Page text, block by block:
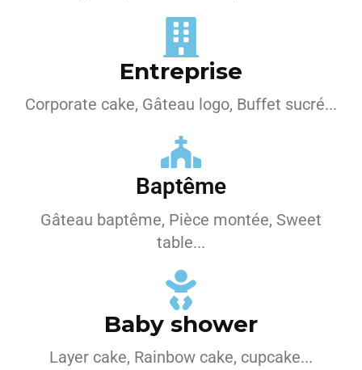
Entreprise
Corporate cake, Gâteau logo, Buffet sucré...
Baptême
Gâteau baptême, Pièce montée, Sweet
table...
Baby shower
Layer cake, Rainbow cake, cupcake...